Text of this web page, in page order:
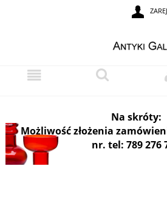
Na skróty:
Możliwość złożenia
nr. tel: 789 276